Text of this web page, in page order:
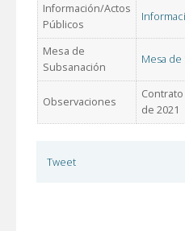
Información/Actos
Públicos
Mesa de
Subsanación
Mesa de
Observaciones
de 2021
Tweet